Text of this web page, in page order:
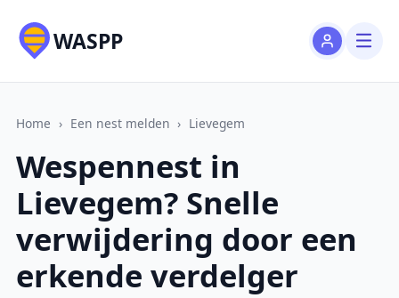
WASPP
Home › Een nest melden › Lievegem
Wespennest in
Lievegem? Snelle
verwijdering door een
erkende verdelger